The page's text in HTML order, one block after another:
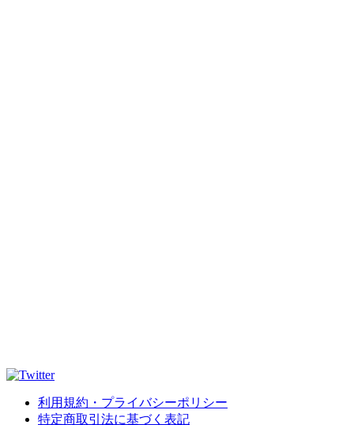
利用規約・プライバシーポリシー
特定商取引法に基づく表記